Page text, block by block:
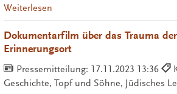
Weiterlesen
Dokumentarfilm über das Trauma
Erinnerungsort
Pressemitteilung: 17.11.2023 13:36
Geschichte, Topf und Söhne, Jüdisches